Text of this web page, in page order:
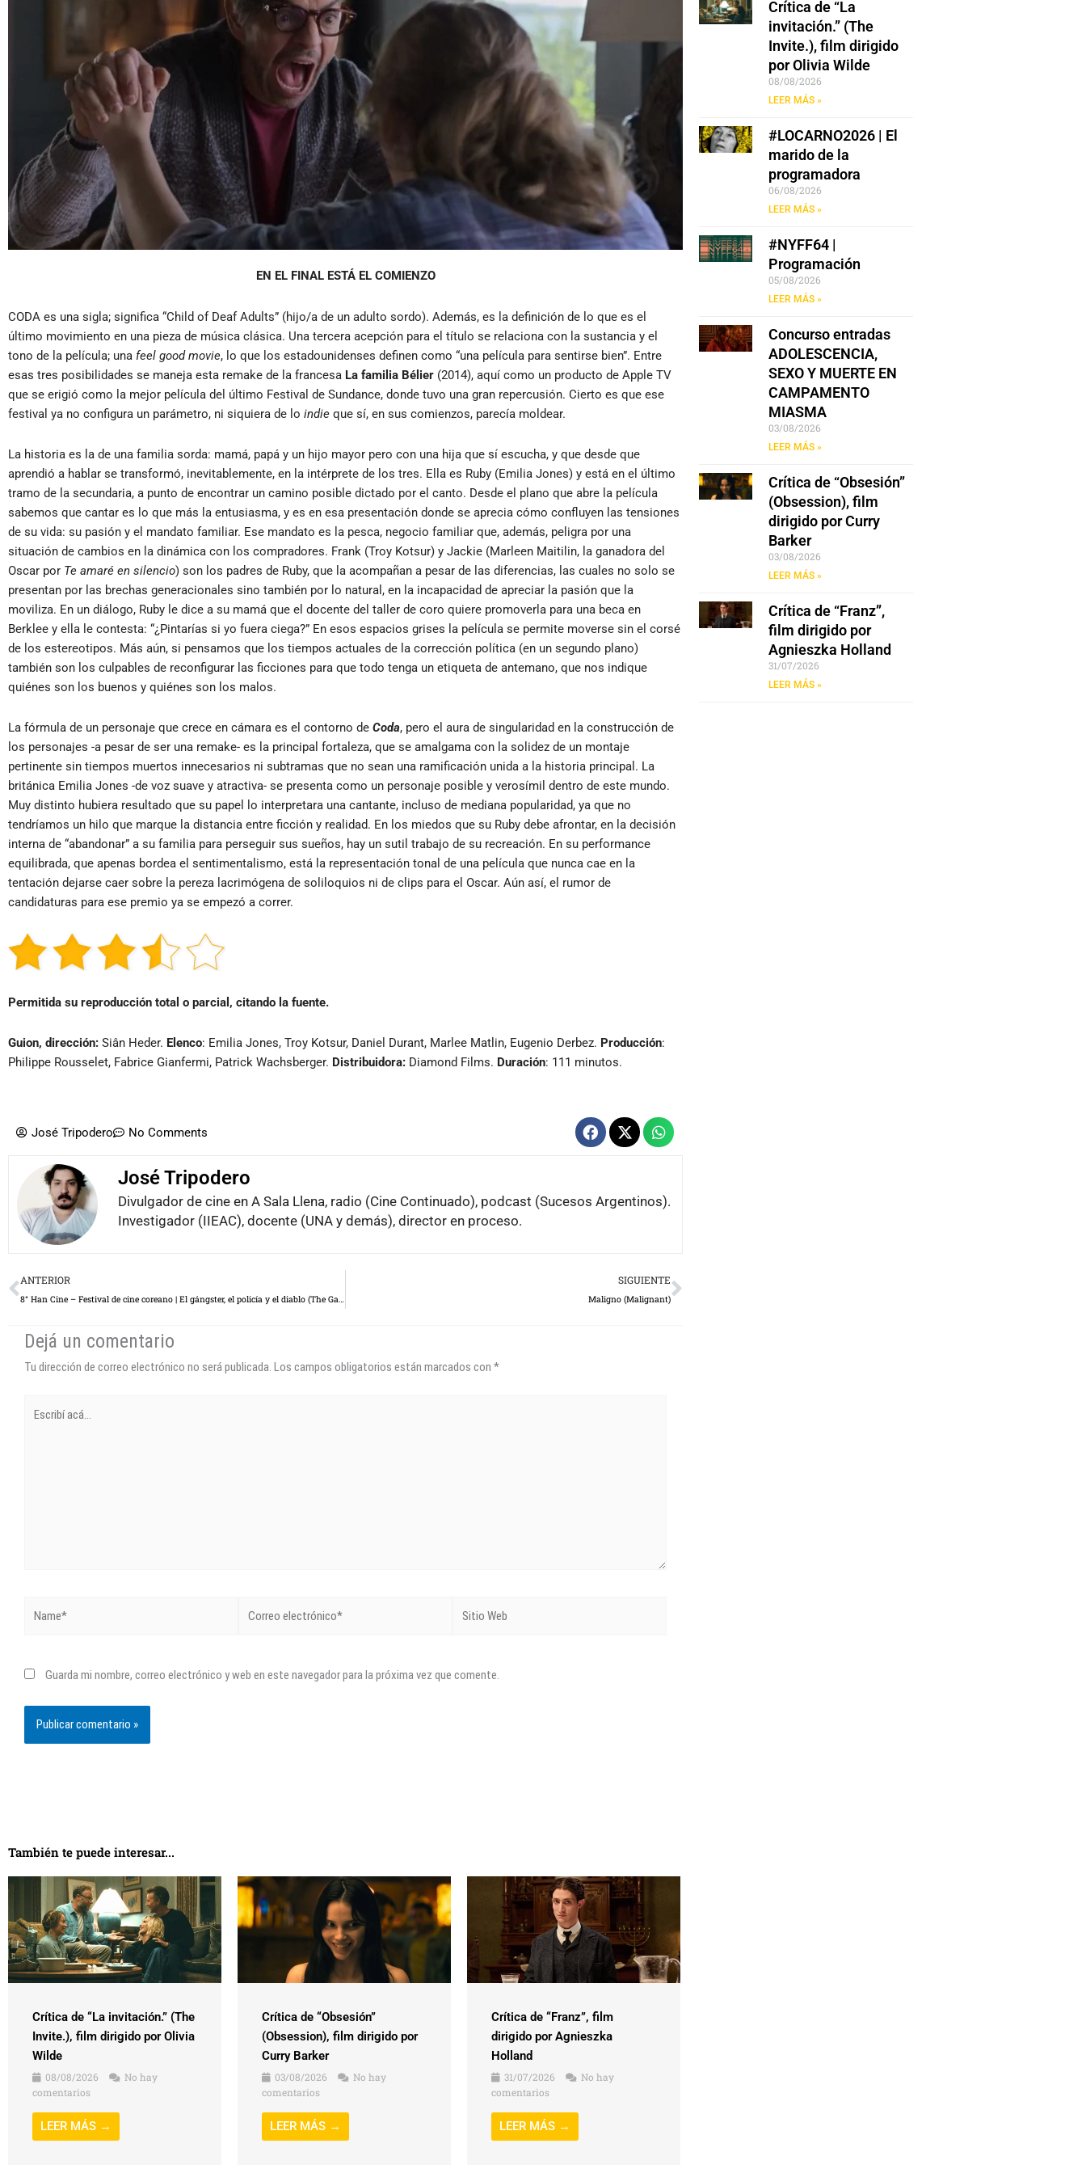
EN EL FINAL ESTÁ EL COMIENZO
CODA es una sigla; significa “Child of Deaf Adults” (hijo/a de un adulto sordo). Además, es la definición de lo que es el
último movimiento en una pieza de música clásica. Una tercera acepción para el título se relaciona con la sustancia y el
tono de la película; una feel good movie, lo que los estadounidenses definen como “una película para sentirse bien”. Entre
esas tres posibilidades se maneja esta remake de la francesa La familia Bélier (2014), aquí como un producto de Apple TV
que se erigió como la mejor película del último Festival de Sundance, donde tuvo una gran repercusión. Cierto es que ese
festival ya no configura un parámetro, ni siquiera de lo indie que sí, en sus comienzos, parecía moldear.
La historia es la de una familia sorda: mamá, papá y un hijo mayor pero con una hija que sí escucha, y que desde que
aprendió a hablar se transformó, inevitablemente, en la intérprete de los tres. Ella es Ruby (Emilia Jones) y está en el último
tramo de la secundaria, a punto de encontrar un camino posible dictado por el canto. Desde el plano que abre la película
sabemos que cantar es lo que más la entusiasma, y es en esa presentación donde se aprecia cómo confluyen las tensiones
de su vida: su pasión y el mandato familiar. Ese mandato es la pesca, negocio familiar que, además, peligra por una
situación de cambios en la dinámica con los compradores. Frank (Troy Kotsur) y Jackie (Marleen Maitilin, la ganadora del
Oscar por Te amaré en silencio) son los padres de Ruby, que la acompañan a pesar de las diferencias, las cuales no solo se
presentan por las brechas generacionales sino también por lo natural, en la incapacidad de apreciar la pasión que la
moviliza. En un diálogo, Ruby le dice a su mamá que el docente del taller de coro quiere promoverla para una beca en
Berklee y ella le contesta: “¿Pintarías si yo fuera ciega?” En esos espacios grises la película se permite moverse sin el corsé
de los estereotipos. Más aún, si pensamos que los tiempos actuales de la corrección política (en un segundo plano)
también son los culpables de reconfigurar las ficciones para que todo tenga un etiqueta de antemano, que nos indique
quiénes son los buenos y quiénes son los malos.
La fórmula de un personaje que crece en cámara es el contorno de Coda, pero el aura de singularidad en la construcción de
los personajes -a pesar de ser una remake- es la principal fortaleza, que se amalgama con la solidez de un montaje
pertinente sin tiempos muertos innecesarios ni subtramas que no sean una ramificación unida a la historia principal. La
británica Emilia Jones -de voz suave y atractiva- se presenta como un personaje posible y verosímil dentro de este mundo.
Muy distinto hubiera resultado que su papel lo interpretara una cantante, incluso de mediana popularidad, ya que no
tendríamos un hilo que marque la distancia entre ficción y realidad. En los miedos que su Ruby debe afrontar, en la decisión
interna de “abandonar” a su familia para perseguir sus sueños, hay un sutil trabajo de su recreación. En su performance
equilibrada, que apenas bordea el sentimentalismo, está la representación tonal de una película que nunca cae en la
tentación dejarse caer sobre la pereza lacrimógena de soliloquios ni de clips para el Oscar. Aún así, el rumor de
candidaturas para ese premio ya se empezó a correr.
Permitida su reproducción total o parcial, citando la fuente.
Guion, dirección: Siân Heder. Elenco: Emilia Jones, Troy Kotsur, Daniel Durant, Marlee Matlin, Eugenio Derbez. Producción:
Philippe Rousselet, Fabrice Gianfermi, Patrick Wachsberger. Distribuidora: Diamond Films. Duración: 111 minutos.
José Tripodero No Comments
José Tripodero
Divulgador de cine en A Sala Llena, radio (Cine Continuado), podcast (Sucesos Argentinos).
Investigador (IIEAC), docente (UNA y demás), director en proceso.
Prev
ANTERIOR
8° Han Cine – Festival de cine coreano | El gángster, el policía y el diablo (The Gangster, The Cop, The Devil)
SIGUIENTE
Maligno (Malignant)
Next
Dejá un comentario
Tu dirección de correo electrónico no será publicada. Los campos obligatorios están marcados con *
acá...
electrónico*
Web
Guarda mi nombre, correo electrónico y web en este navegador para la próxima vez que comente.
También te puede interesar...
Crítica de “La invitación.” (The
Invite.), film dirigido por Olivia
Wilde
08/08/2026
No hay
comentarios
LEER MÁS →
Crítica de “Obsesión”
(Obsession), film dirigido por
Curry Barker
03/08/2026
No hay
comentarios
LEER MÁS →
Crítica de “Franz”, film
dirigido por Agnieszka
Holland
31/07/2026
No hay
comentarios
LEER MÁS →
Crítica de “La
invitación.” (The
Invite.), film dirigido
por Olivia Wilde
08/08/2026
LEER MÁS »
#LOCARNO2026 | El
marido de la
programadora
06/08/2026
LEER MÁS »
#NYFF64 |
Programación
05/08/2026
LEER MÁS »
Concurso entradas
ADOLESCENCIA,
SEXO Y MUERTE EN
CAMPAMENTO
MIASMA
03/08/2026
LEER MÁS »
Crítica de “Obsesión”
(Obsession), film
dirigido por Curry
Barker
03/08/2026
LEER MÁS »
Crítica de “Franz”,
film dirigido por
Agnieszka Holland
31/07/2026
LEER MÁS »